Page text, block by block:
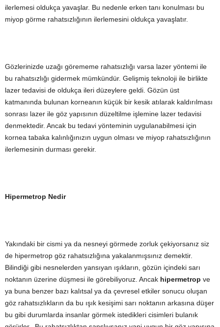
ilerlemesi oldukça yavaşlar. Bu nedenle erken tanı konulması bu
miyop görme rahatsızlığının ilerlemesini oldukça yavaşlatır.
Gözlerinizde uzağı görememe rahatsızlığı varsa lazer yöntemi ile
bu rahatsızlığı gidermek mümkündür. Gelişmiş teknoloji ile birlikte
lazer tedavisi de oldukça ileri düzeylere geldi. Gözün üst
katmanında bulunan korneanın küçük bir kesik atılarak kaldırılması
sonrası lazer ile göz yapısının düzeltilme işlemine lazer tedavisi
denmektedir. Ancak bu tedavi yönteminin uygulanabilmesi için
kornea tabaka kalınlığınızın uygun olması ve miyop rahatsızlığının
ilerlemesinin durması gerekir.
Hipermetrop Nedir
Yakındaki bir cismi ya da nesneyi görmede zorluk çekiyorsanız siz
de hipermetrop göz rahatsızlığına yakalanmışsınız demektir.
Bilindiği gibi nesnelerden yansıyan ışıkların, gözün içindeki sarı
noktanın üzerine düşmesi ile görebiliyoruz. Ancak hipermetrop ve
ya buna benzer bazı kalıtsal ya da çevresel etkiler sonucu oluşan
göz rahatsızlıkların da bu ışık kesişimi sarı noktanın arkasına düşer
bu gibi durumlarda insanlar görmek istedikleri cisimleri bulanık